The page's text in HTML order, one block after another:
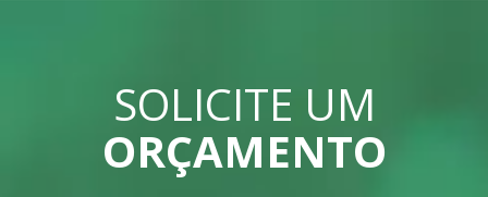
SOLICITE UM
ORÇAMENTO